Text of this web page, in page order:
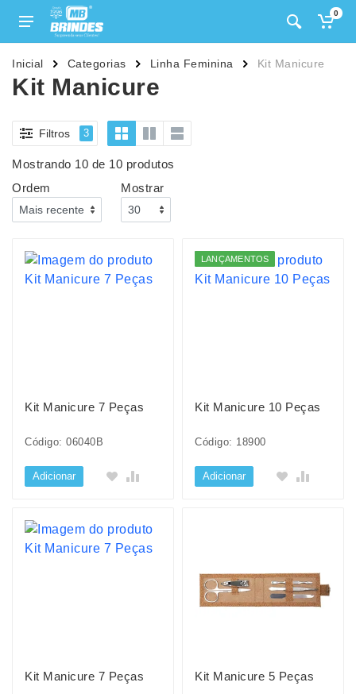
0
Inicial Categorias Linha Feminina Kit Manicure
Kit Manicure
Filtros 3
Mostrando 10 de 10 produtos
Ordem
Mostrar
Kit Manicure 7 Peças
Código: 06040B
Adicionar
LANÇAMENTOS
Kit Manicure 10 Peças
Código: 18900
Adicionar
Kit Manicure 7 Peças Kit Manicure 5 Peças